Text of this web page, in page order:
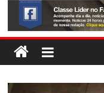
LORENA,
PELA FÁBRICA DA